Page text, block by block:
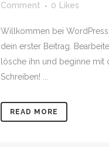
Comment
0 Likes
Willkommen bei
dein erster Beitrag.
lösche ihn und beginne mit
Schreiben! ...
READ MORE